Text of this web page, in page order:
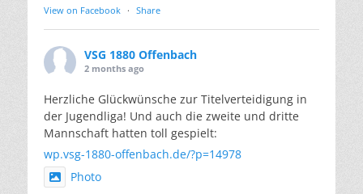
View on Facebook · Share
VSG 1880 Offenbach
2 months ago
Herzliche Glückwünsche zur Titelverteidigung in
der Jugendliga! Und auch die zweite und dritte
Mannschaft hatten toll gespielt:
wp.vsg-1880-offenbach.de/?p=14978
Photo